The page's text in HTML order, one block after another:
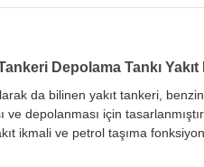
Depolama Tankı
da bilinen yakıt tankeri,
ve depolanması için
ikmali ve petrol taşıma